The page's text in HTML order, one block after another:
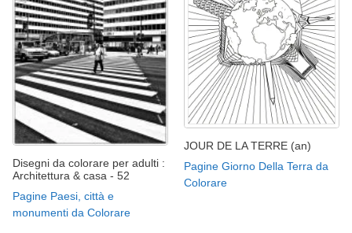
Disegni da colorare per adulti :
Architettura & casa - 52
Pagine Paesi, città e
monumenti da Colorare
JOUR DE LA TERRE (an)
Pagine Giorno Della Terra da
Colorare